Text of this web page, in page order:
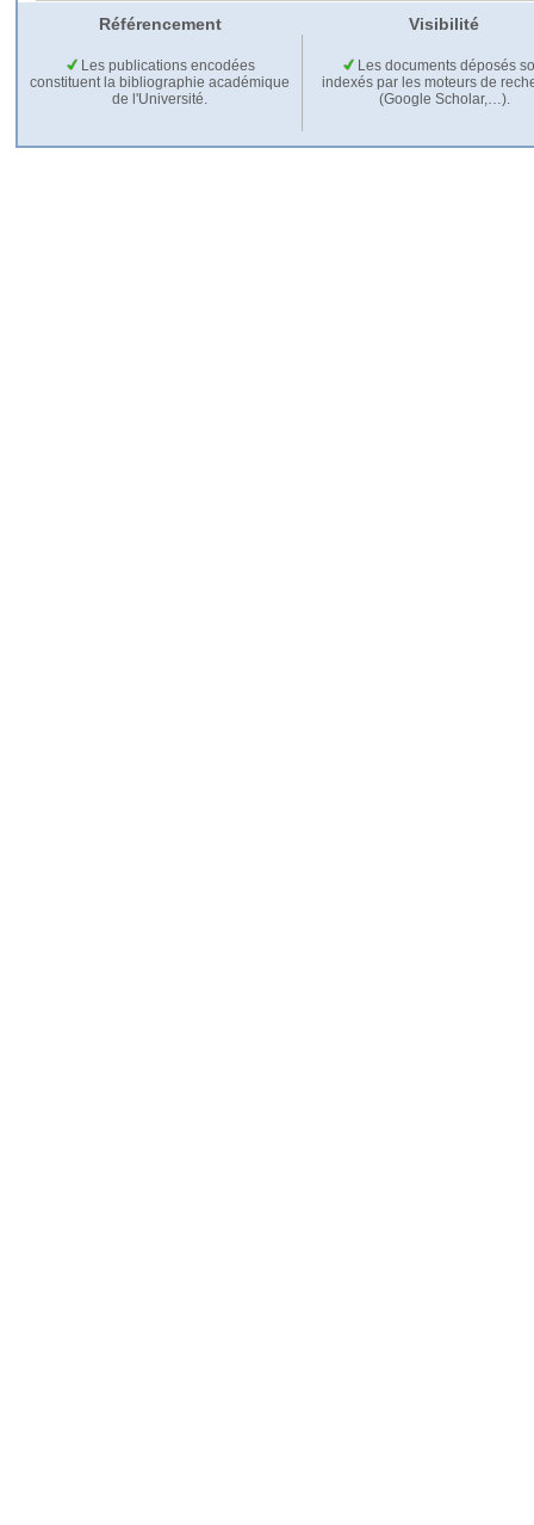
Référencement Visibilité
Les publications encodées
constituent la bibliographie académique
de l'Université.
Les documents déposés
indexés par les moteurs de
(Google Scholar,…).